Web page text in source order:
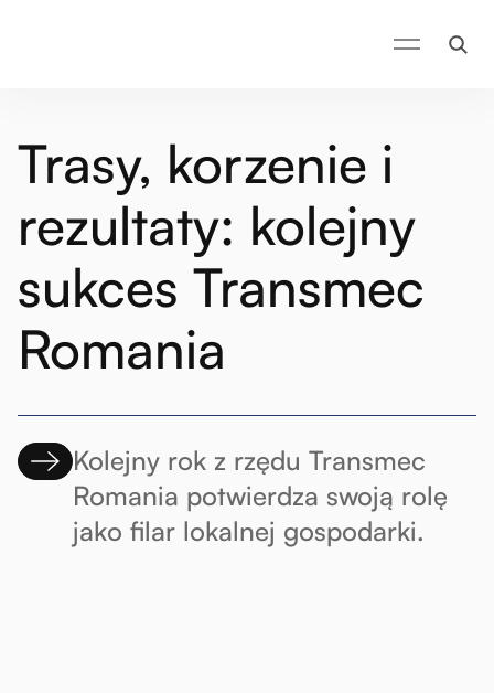
Trasy, korzenie i
rezultaty: kolejny
sukces Transmec
Romania
Kolejny rok z rzędu Transmec
Romania potwierdza swoją rolę
jako filar lokalnej gospodarki.